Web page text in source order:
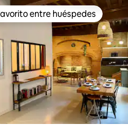
4.94 de 5; 36
entre huéspedes
entre huéspedes